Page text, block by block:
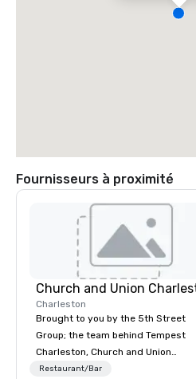
Fournisseurs à proximité
Charleston
Brought to you by the 5th Street
Group; the team behind Tempest
Charleston, Church and Union
Charlotte, La Belle Helene Charlotte,
Restaurant/Bar